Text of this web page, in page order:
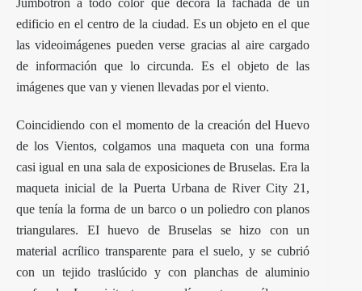
Jumbotrón a todo color que decora la fachada de un
edificio en el centro de la ciudad. Es un objeto en el que
las videoimágenes pueden verse gracias al aire cargado
de información que lo circunda. Es el objeto de las
imágenes que van y vienen llevadas por el viento.
Coincidiendo con el momento de la creación del Huevo
de los Vientos, colgamos una maqueta con una forma
casi igual en una sala de exposiciones de Bruselas. Era la
maqueta inicial de la Puerta Urbana de River City 21,
que tenía la forma de un barco o un poliedro con planos
triangulares. EI huevo de Bruselas se hizo con un
material acrílico transparente para el suelo, y se cubrió
con un tejido traslúcido y con planchas de aluminio